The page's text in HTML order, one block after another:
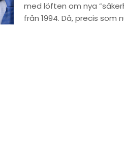
med löften om nya
från 1994. Då, precis som